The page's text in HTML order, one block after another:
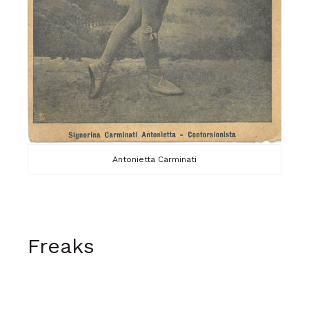
Antonietta Carminati
Freaks